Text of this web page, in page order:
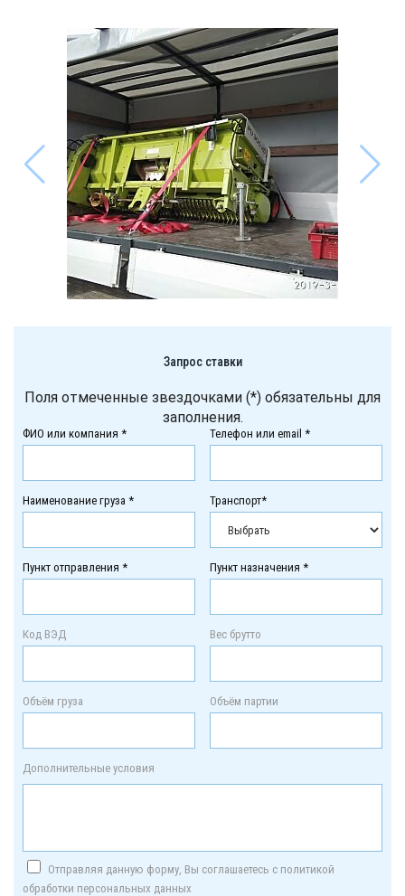
Запрос ставки
Поля отмеченные звездочками (*) обязательны для
заполнения.
ФИО или компания * Телефон или email *
Наименование груза * Транспорт*
Пункт отправления * Пункт назначения *
Код ВЭД Вес брутто
Объём груза Объём партии
Дополнительные условия
Отправляя данную форму, Вы соглашаетесь с политикой
обработки персональных данных